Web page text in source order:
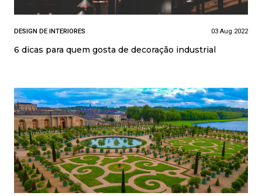
DESIGN DE INTERIORES 03 Aug 2022
6 dicas para quem gosta de decoração industrial